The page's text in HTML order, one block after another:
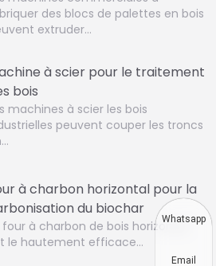
des blocs de palettes en bois
extruder…
à scier pour le traitement
bois
machines à scier les bois
peuvent couper les troncs
à charbon horizontal pour la
du biochar
four à charbon de bois horizontal
le hautement efficace…
Whatsapp
Email